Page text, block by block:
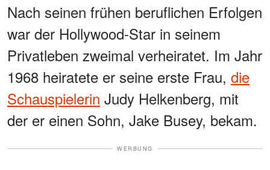
Nach seinen frühen beruflichen Erfolgen
war der Hollywood-Star in seinem
Privatleben zweimal verheiratet. Im Jahr
1968 heiratete er seine erste Frau, die
Schauspielerin Judy Helkenberg, mit
der er einen Sohn, Jake Busey, bekam.
WERBUNG